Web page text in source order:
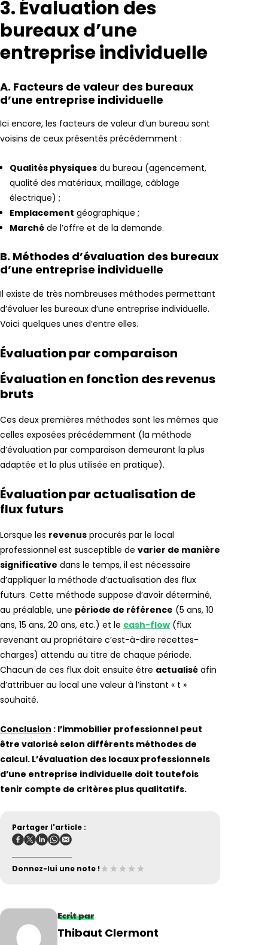
3. Évaluation des
bureaux d’une
entreprise individuelle
A. Facteurs de valeur des bureaux
d’une entreprise individuelle
Ici encore, les facteurs de valeur d’un bureau sont
voisins de ceux présentés précédemment :
Qualités physiques du bureau (agencement,
qualité des matériaux, maillage, câblage
électrique) ;
Emplacement géographique ;
Marché de l’offre et de la demande.
B. Méthodes d’évaluation des bureaux
d’une entreprise individuelle
Il existe de très nombreuses méthodes permettant
d’évaluer les bureaux d’une entreprise individuelle.
Voici quelques unes d’entre elles.
Évaluation par comparaison
Évaluation en fonction des revenus
bruts
Ces deux premières méthodes sont les mêmes que
celles exposées précédemment (la méthode
d’évaluation par comparaison demeurant la plus
adaptée et la plus utilisée en pratique).
Évaluation par actualisation de
flux futurs
Lorsque les revenus procurés par le local
professionnel est susceptible de varier de manière
significative dans le temps, il est nécessaire
d’appliquer la méthode d’actualisation des flux
futurs. Cette méthode suppose d’avoir déterminé,
au préalable, une période de référence (5 ans, 10
ans, 15 ans, 20 ans, etc.) et le cash-flow (flux
revenant au propriétaire c’est-à-dire recettes-
charges) attendu au titre de chaque période.
Chacun de ces flux doit ensuite être actualisé afin
d’attribuer au local une valeur à l’instant « t »
souhaité.
Conclusion : l’immobilier professionnel peut
être valorisé selon différents méthodes de
calcul. L’évaluation des locaux professionnels
d’une entreprise individuelle doit toutefois
tenir compte de critères plus qualitatifs.
Partager l'article :
Donnez-lui une note !
Ecrit par
Thibaut Clermont